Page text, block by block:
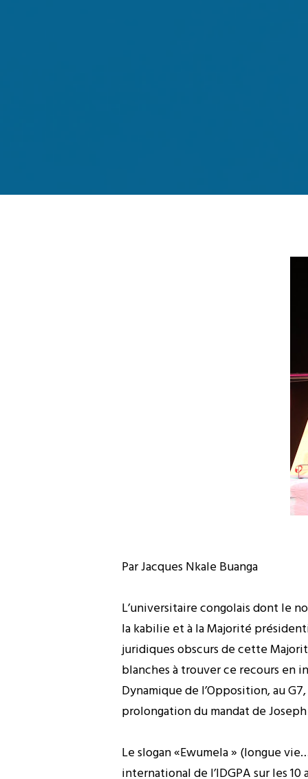
Par Jacques Nkale Buanga
L’universitaire congolais dont le
la kabilie et à la Majorité
juridiques obscurs de cette
blanches à trouver ce recours en
Dynamique de l’Opposition, au
prolongation du mandat de
Le slogan «Ewumela » (longue
international de l’IDGPA sur les